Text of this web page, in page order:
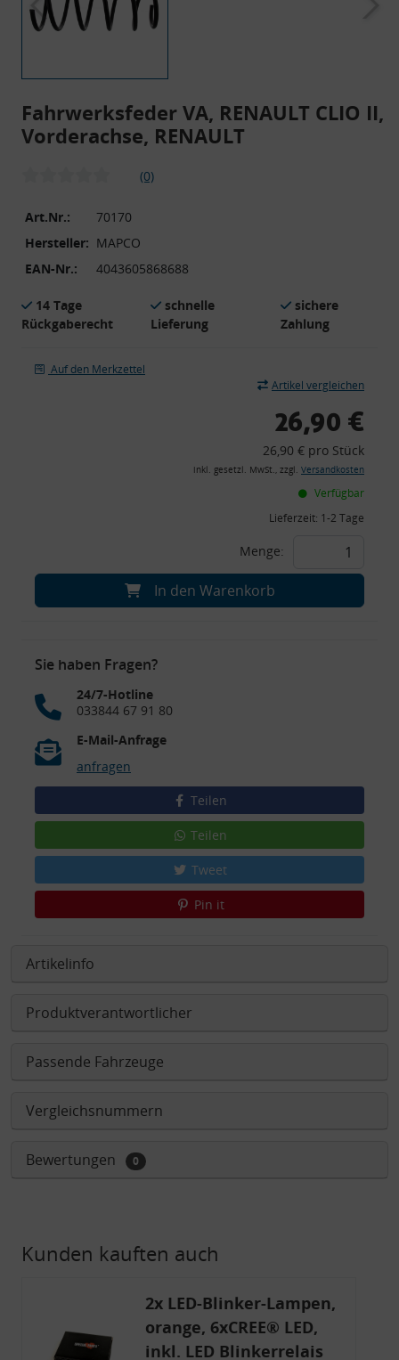
Fahrwerksfeder VA, RENAULT CLIO II,
Vorderachse, RENAULT
(0)
Art.Nr.:
70170
Hersteller: MAPCO
EAN-Nr.:
4043605868688
14 Tage
Rückgaberecht
schnelle
Lieferung
sichere
Zahlung
Auf den Merkzettel
Artikel vergleichen
26,90 €
26,90 € pro Stück
inkl. gesetzl. MwSt., zzgl. Versandkosten
Verfügbar
Lieferzeit: 1-2 Tage
Menge:
In den Warenkorb
Sie haben Fragen?
24/7-Hotline
033844 67 91 80
E-Mail-Anfrage
anfragen
Teilen
Teilen
Tweet
Pin it
Artikelinfo
Produktverantwortlicher
Passende Fahrzeuge
Vergleichsnummern
Bewertungen 0
Kunden kauften auch
2x LED-Blinker-Lampen,
orange, 6xCREE® LED,
inkl. LED Blinkerrelais